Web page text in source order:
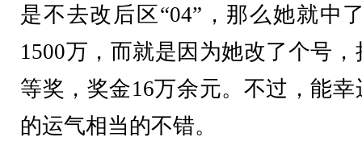
是不去改后区“04”，那么她就中
1500万，而就是因为她改了个号
等奖，奖金16万余元。不过，能
的运气相当的不错。